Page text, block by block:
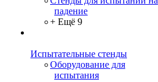
падение
+ Ещё 9
Испытательные стенды
Оборудование для
испытания